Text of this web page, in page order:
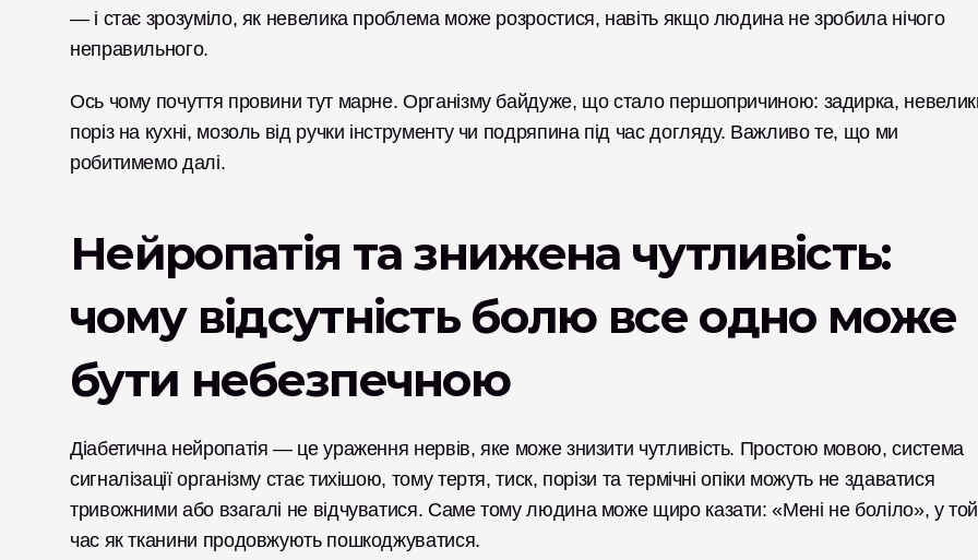
— і стає зрозуміло, як невелика проблема може розростися, навіть якщо людина не зробила нічого
неправильного.
Ось чому почуття провини тут марне. Організму байдуже, що стало першопричиною: задирка,
поріз на кухні, мозоль від ручки інструменту чи подряпина під час догляду. Важливо те, що ми
робитимемо далі.
Нейропатія та знижена чутливість:
чому відсутність болю все одно може
бути небезпечною
Діабетична нейропатія — це ураження нервів, яке може знизити чутливість. Простою мовою, система
сигналізації організму стає тихішою, тому тертя, тиск, порізи та термічні опіки можуть не здаватися
тривожними або взагалі не відчуватися. Саме тому людина може щиро казати: «Мені не боліло», у той
час як тканини продовжують пошкоджуватися.